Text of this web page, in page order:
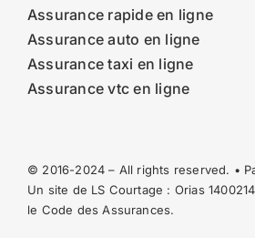
Assurance rapide en ligne
Assurance auto en ligne
Assurance taxi en ligne
Assurance vtc en ligne
© 2016-2024 – All rights reserved. •
Un site de LS Courtage : Orias
le Code des Assurances.